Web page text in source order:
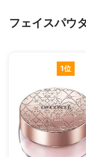
フェイスパウ
1位